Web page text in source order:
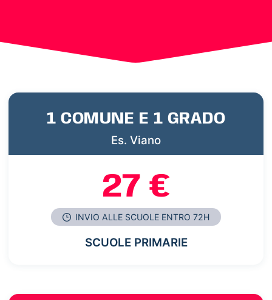
1 COMUNE E 1 GRADO
Es. Viano
27 €
INVIO ALLE SCUOLE ENTRO 72H
SCUOLE PRIMARIE